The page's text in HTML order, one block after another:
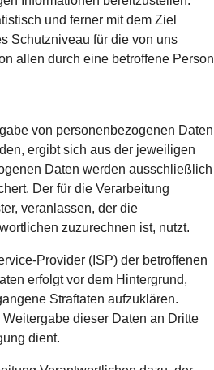
und ferner mit dem Ziel
Schutzniveau für die von uns
allen durch eine betroffene Person
von personenbezogenen Daten
ergibt sich aus der jeweiligen
Daten werden ausschließlich
Der für die Verarbeitung
veranlassen, der die
zuzurechnen ist, nutzt.
Provider (ISP) der betroffenen
erfolgt vor dem Hintergrund,
Straftaten aufzuklären.
dieser Daten an Dritte
dient.